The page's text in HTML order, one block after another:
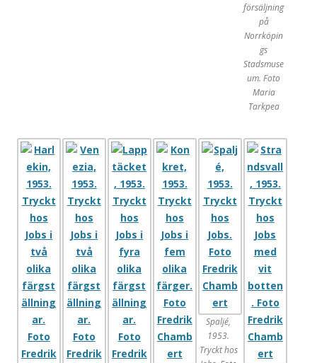
försäljning
på
Norrköpin
gs
Stadsmuse
um. Foto
Maria
Tarkpea
Spaljé,
1953.
Tryckt hos